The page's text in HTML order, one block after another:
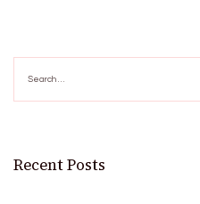
for:
Recent Posts